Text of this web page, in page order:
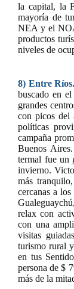
la capital, la
mayoría de
NEA y el
productos
niveles de
8) Entre Ríos.
buscado en
grandes
con picos del
políticas
campaña
Buenos
termal fue un
invierno.
más
cercanas a
relax con
con una
visitas
turismo rural
en tus
persona de $
más de la